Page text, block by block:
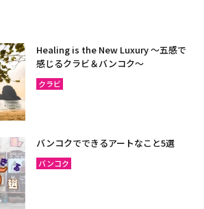
Healing is the New Luxury ～五感で
感じるクラビ＆バンコク～
クラビ
バンコクでできるアートなこと5選
バンコク